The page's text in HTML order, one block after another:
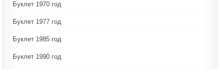
Буклет 1970 год
Буклет 1977 год
Буклет 1985 год
Буклет 1990 год